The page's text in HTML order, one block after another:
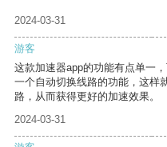
2024-03-31
游客
这款加速器app的功能有点单一
一个自动切换线路的功能，这样
路，从而获得更好的加速效果。
2024-03-31